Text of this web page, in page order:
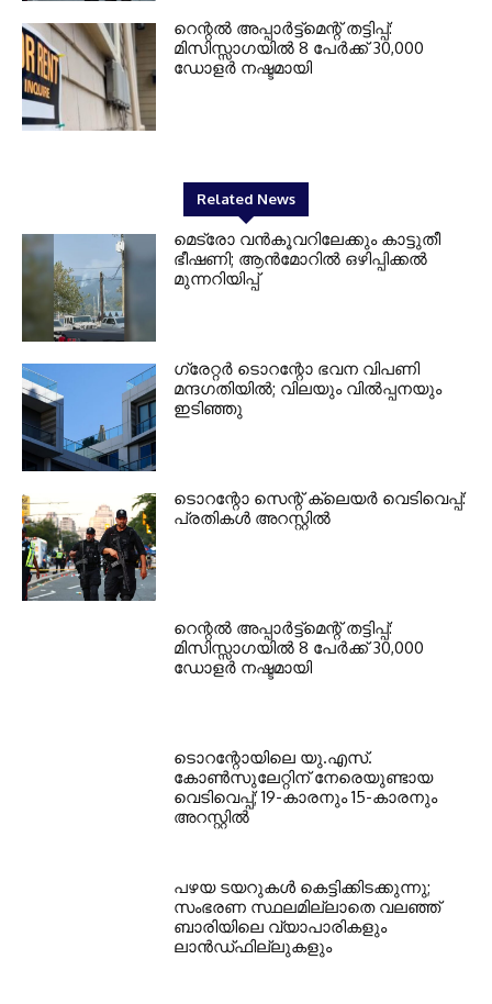
റെന്റല്‍ അപ്പാര്‍ട്ട്‌മെന്റ് തട്ടിപ്പ്:
മിസിസ്സാഗയില്‍ 8 പേര്‍ക്ക് 30,000
ഡോളര്‍ നഷ്ടമായി
Related News
മെട്രോ വൻകൂവറിലേക്കും കാട്ടുതീ
ഭീഷണി; ആൻമോറിൽ ഒഴിപ്പിക്കൽ
മുന്നറിയിപ്പ്
ഗ്രേറ്റര്‍ ടൊറന്റോ ഭവന വിപണി
മന്ദഗതിയില്‍; വിലയും വില്‍പ്പനയും
ഇടിഞ്ഞു
ടൊറന്റോ സെന്റ് ക്ലെയര്‍ വെടിവെപ്പ്:
പ്രതികള്‍ അറസ്റ്റില്‍
റെന്റല്‍ അപ്പാര്‍ട്ട്‌മെന്റ് തട്ടിപ്പ്:
മിസിസ്സാഗയില്‍ 8 പേര്‍ക്ക് 30,000
ഡോളര്‍ നഷ്ടമായി
ടൊറന്റോയിലെ യു.എസ്.
കോൺസുലേറ്റിന് നേരെയുണ്ടായ
വെടിവെപ്പ്; 19-കാരനും 15-കാരനും
അറസ്റ്റിൽ
പഴയ ടയറുകള്‍ കെട്ടിക്കിടക്കുന്നു;
സംഭരണ സ്ഥലമില്ലാതെ വലഞ്ഞ്
ബാരിയിലെ വ്യാപാരികളും
ലാന്‍ഡ്ഫില്ലുകളും